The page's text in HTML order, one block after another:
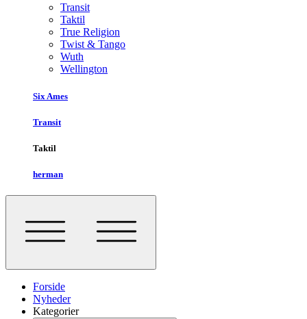
Transit
Taktil
True Religion
Twist & Tango
Wuth
Wellington
Six Ames
Transit
Taktil
herman
Forside
Nyheder
Kategorier